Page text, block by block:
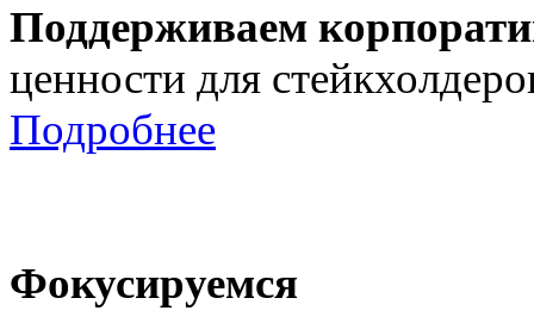
Поддерживаем
ценности для
Подробнее
Фокусируемся